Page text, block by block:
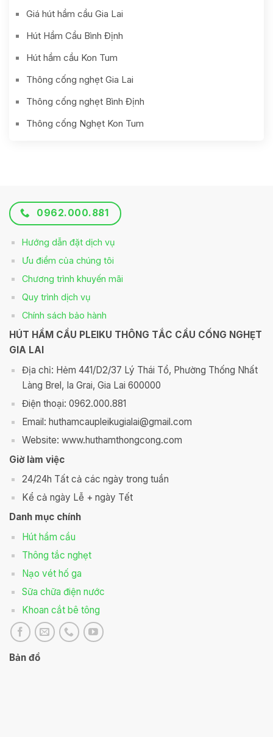
Giá hút hầm cầu Gia Lai
Hút Hầm Cầu Bình Định
Hút hầm cầu Kon Tum
Thông cống nghẹt Gia Lai
Thông cống nghẹt Bình Định
Thông cống Nghẹt Kon Tum
0962.000.881
Hướng dẫn đặt dịch vụ
Ưu điểm của chúng tôi
Chương trình khuyến mãi
Quy trình dịch vụ
Chính sách bảo hành
HÚT HẦM CẦU PLEIKU THÔNG TẮC CẦU CỐNG NGHẸT
GIA LAI
Địa chỉ: Hẻm 441/D2/37 Lý Thái Tổ, Phường Thống Nhất
Làng Brel, Ia Grai, Gia Lai 600000
Điện thoại: 0962.000.881
Email: huthamcaupleikugialai@gmail.com
Website: www.huthamthongcong.com
Giờ làm việc
24/24h Tất cả các ngày trong tuần
Kể cả ngày Lễ + ngày Tết
Danh mục chính
Hút hầm cầu
Thông tắc nghẹt
Nạo vét hố ga
Sữa chữa điện nước
Khoan cắt bê tông
Bản đồ